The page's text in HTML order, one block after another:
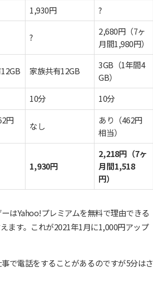
1,930円 ?
?
2,680円（7ヶ
月間1,980円）
家族共有12GB
3GB（1年間4
GB）
10分
10分
円
なし
あり（462円
相当）
1,930円
2,218円（7ヶ
月間1,518
円）
はYahoo!プレミアムを無料で理由できる
ます。これが2021年1月に1,000円アップ
で電話をすることがあるのですが5分はさ